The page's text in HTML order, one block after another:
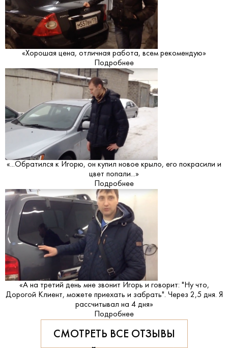
«Хорошая цена, отличная работа, всем рекомендую»
Подробнее
«...Обратился к Игорю, он купил новое крыло, его покрасили и
цвет попали...»
Подробнее
«А на третий день мне звонит Игорь и говорит: "Ну что,
Дорогой Клиент, можете приехать и забрать". Через 2,5 дня. Я
рассчитывал на 4 дня»
Подробнее
СМОТРЕТЬ ВСЕ ОТЗЫВЫ